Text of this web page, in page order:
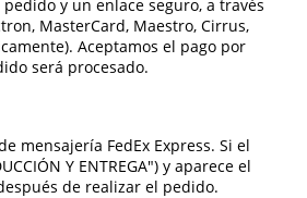
y un enlace seguro, a través
MasterCard, Maestro, Cirrus,
Aceptamos el pago por
será procesado.
mensajería FedEx Express. Si el
Y ENTREGA") y aparece el
de realizar el pedido.